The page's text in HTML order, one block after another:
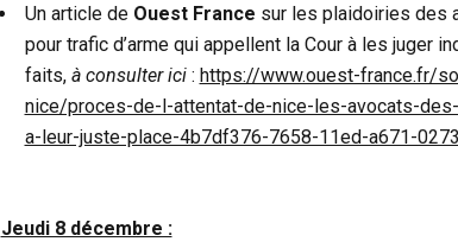
Un article de Ouest France sur les plaidoiries des
pour trafic d’arme qui appellent la Cour à les juger
faits, à consulter ici : https://www.ouest-france.fr/
nice/proces-de-l-attentat-de-nice-les-avocats-
a-leur-juste-place-4b7df376-7658-11ed-a671-
Jeudi 8 décembre :